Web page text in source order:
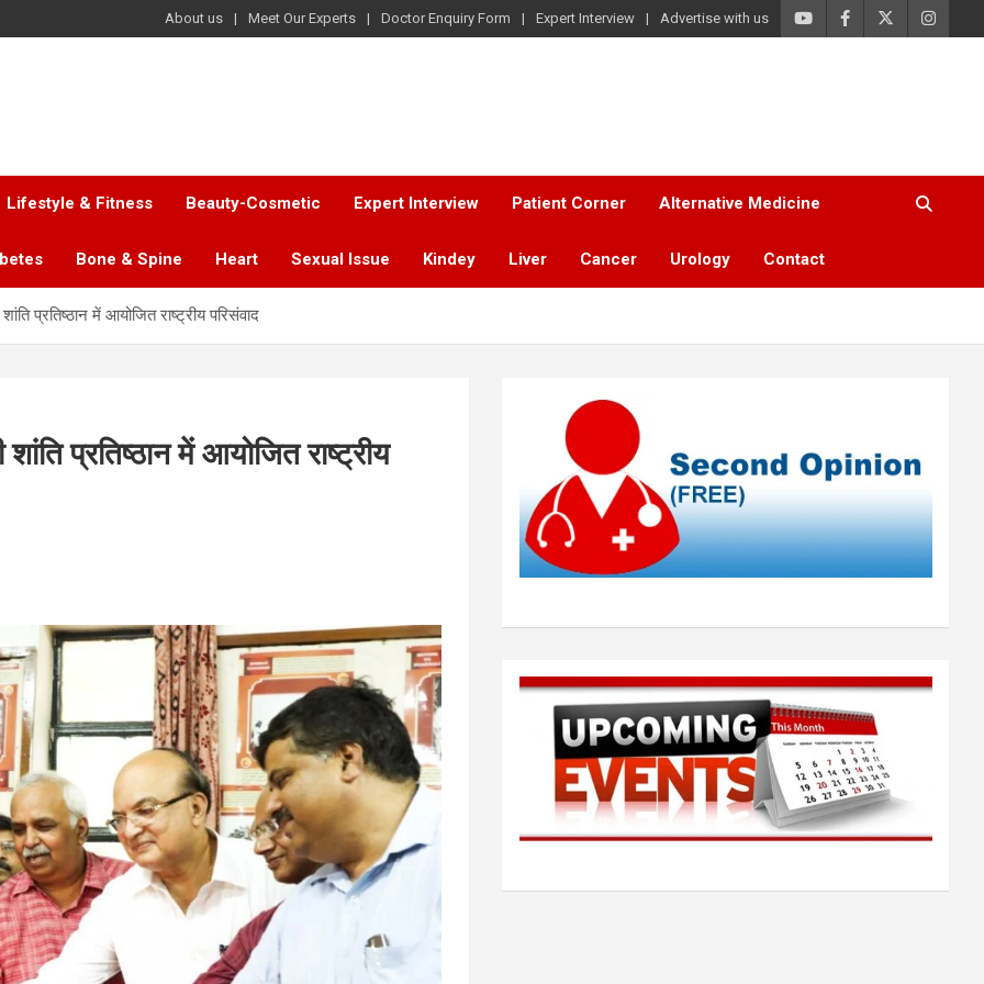
About us Meet Our Experts Doctor Enquiry Form Expert Interview Advertise with us
Lifestyle & Fitness Beauty-Cosmetic Expert Interview Patient Corner Alternative Medicine
Bone & Spine Heart Sexual Issue Kindey Liver Cancer Urology Contact
प्रतिष्ठान में आयोजित राष्ट्रीय परिसंवाद
प्रतिष्ठान में आयोजित राष्ट्रीय